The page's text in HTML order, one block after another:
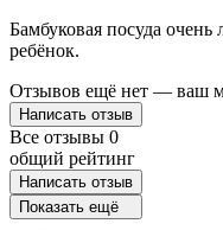
Бамбуковая посуда
ребёнок.
Отзывов ещё нет — ваш
Написать отзыв
Все отзывы 0
общий рейтинг
Написать отзыв
Показать ещё